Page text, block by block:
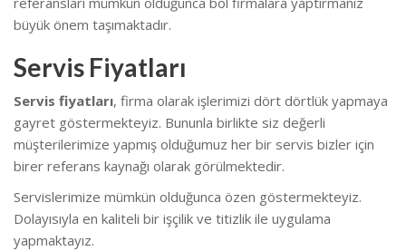
büyük önem taşımaktadır.
Servis Fiyatları
Servis fiyatları, firma olarak işlerimizi dört dörtlük yapmaya
gayret göstermekteyiz. Bununla birlikte siz değerli
müşterilerimize yapmış olduğumuz her bir servis bizler için
birer referans kaynağı olarak görülmektedir.
Servislerimize mümkün olduğunca özen göstermekteyiz.
Dolayısıyla en kaliteli bir işçilik ve titizlik ile uygulama
yapmaktayız.